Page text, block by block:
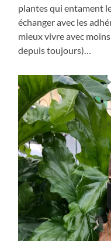
plantes qui entament
échanger avec les
mieux vivre avec
depuis toujours)…